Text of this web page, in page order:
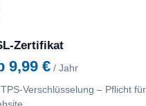
Zertifikat
9,99 € / Jahr
Verschlüsselung – Pflicht